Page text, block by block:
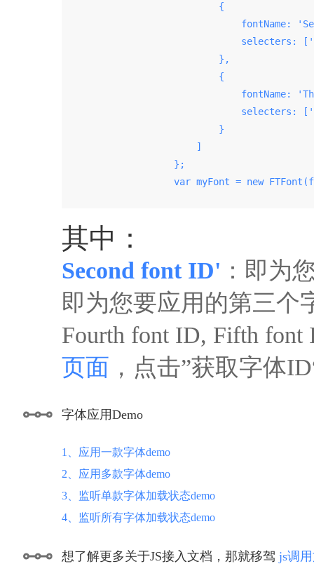
                            {
fontName:
selecters:
                            },
                            {
fontName:
selecters:
                            }
                        ]
                    };
var myFont = new
其中：
Second font ID' ：即为
即为您要应用的第三个
Fourth font ID, Fifth
页面 ，点击”获取字体
字体应用Demo
1、应用一款字体demo
2、应用多款字体demo
3、监听单款字体加载状态demo
4、监听所有字体加载状态demo
想了解更多关于JS接入文档，那就移驾 js调